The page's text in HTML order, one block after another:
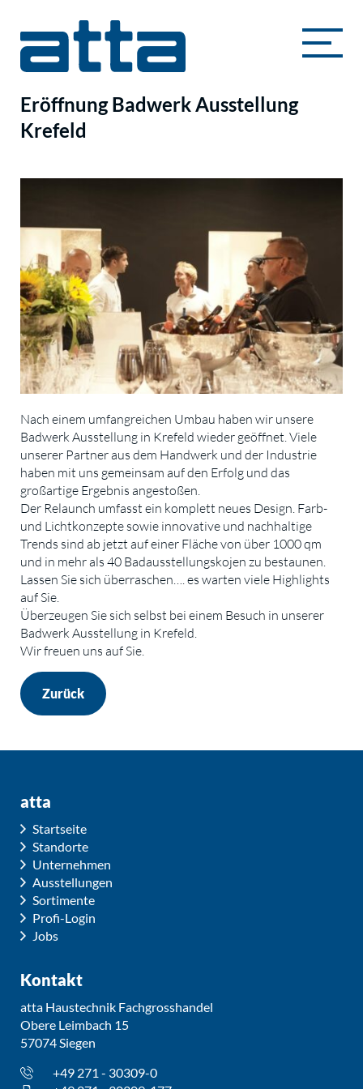
Eröffnung Badwerk Ausstellung
Krefeld
Nach einem umfangreichen Umbau haben wir unsere
Badwerk Ausstellung in Krefeld wieder geöffnet. Viele
unserer Partner aus dem Handwerk und der Industrie
haben mit uns gemeinsam auf den Erfolg und das
großartige Ergebnis angestoßen.
Der Relaunch umfasst ein komplett neues Design. Farb-
und Lichtkonzepte sowie innovative und nachhaltige
Trends sind ab jetzt auf einer Fläche von über 1000 qm
und in mehr als 40 Badausstellungskojen zu bestaunen.
Lassen Sie sich überraschen…. es warten viele Highlights
auf Sie.
Überzeugen Sie sich selbst bei einem Besuch in unserer
Badwerk Ausstellung in Krefeld.
Wir freuen uns auf Sie.
Zurück
atta
Startseite
Standorte
Unternehmen
Ausstellungen
Sortimente
Profi-Login
Jobs
Kontakt
atta Haustechnik Fachgrosshandel
Obere Leimbach 15
57074 Siegen
+49 271 - 30309-0